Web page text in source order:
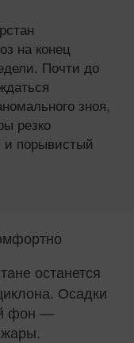
на конец
Почти до
зноя,
резко
и порывистый
останется
Осадки
фон —